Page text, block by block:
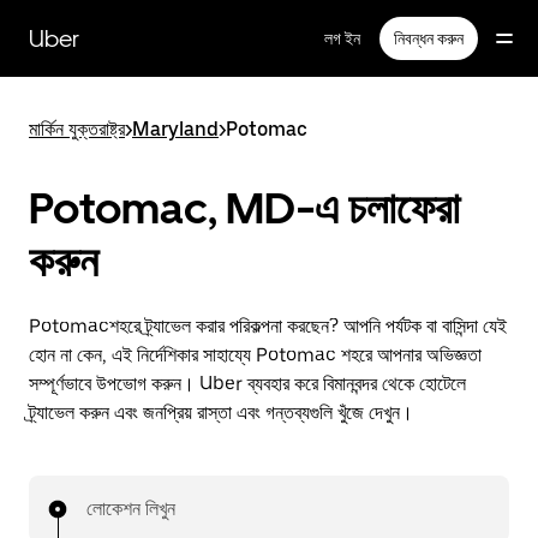
প্রধান
বিষয়সূচিতে
Uber লগ ইন নিবন্ধন করুন
মার্কিন যুক্তরাষ্ট্র>Maryland>Potomac
Potomac, MD-এ চলাফেরা
করুন
Potomacশহরে ট্র্যাভেল করার পরিকল্পনা করছেন? আপনি পর্যটক বা বাসিন্দা যেই
হোন না কেন, এই নির্দেশিকার সাহায্যে Potomac শহরে আপনার অভিজ্ঞতা
সম্পূর্ণভাবে উপভোগ করুন। Uber ব্যবহার করে বিমানবন্দর থেকে হোটেলে
ট্র্যাভেল করুন এবং জনপ্রিয় রাস্তা এবং গন্তব্যগুলি খুঁজে দেখুন।
লোকেশন লিখুন